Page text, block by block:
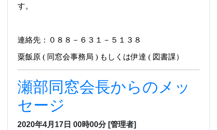
す。
連絡先：０８８－６３１－５１３８
粟飯原 ( 同窓会事務局 ) もしくは伊達 ( 図書課）
瀬部同窓会長からのメッ
セージ
2020年4月17日 00時00分 [管理者]